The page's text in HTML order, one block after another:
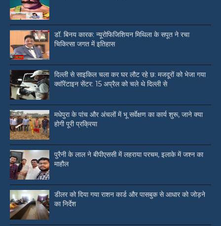
डॉ. बिनय कारक: न्यूरोफिजिशियन मिथिला के सपूत ने रचा
चिकित्सा जगत में इतिहास
दिल्ली से साइकिल चला कर घर लौट रहे छ: मजदूरों को भेजा गया
क्वॉरेंटाइन सेंटर: 15 अप्रैल को चले थे दिल्ली से
मधेपुरा के पांच और अंचलों में भू सर्वेक्षण का कार्य शुरू, जाने क्या
होगी पूरी प्रक्रिया
पुरैनी के लाल ने बीपीएससी में लहराया परचम, इलाके में जश्न का
माहौल
डीलर को दिया गया राशन कार्ड और पासबुक से आधार को जोड़ने
का निर्देश